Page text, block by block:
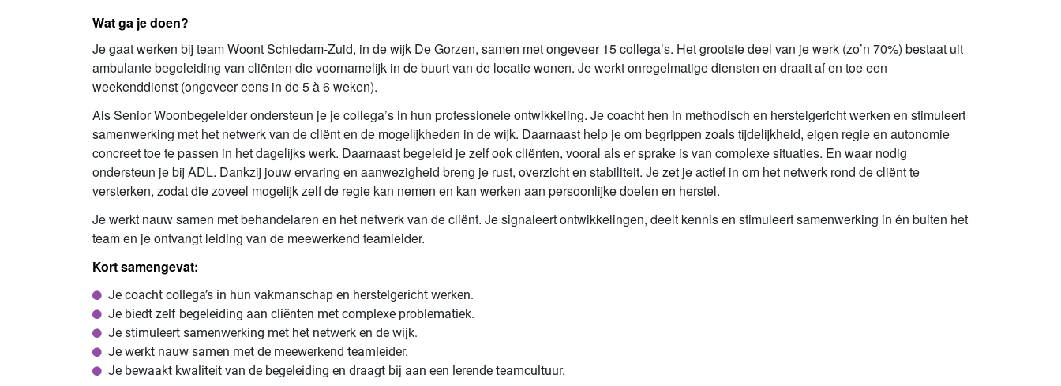
Wat ga je doen?
Je gaat werken bij team Woont Schiedam-Zuid, in de wijk De Gorzen, samen met ongeveer 15 collega’s. Het grootste deel van je werk (zo’n 70%) bestaat uit
ambulante begeleiding van cliënten die voornamelijk in de buurt van de locatie wonen. Je werkt onregelmatige diensten en draait af en toe een
weekenddienst (ongeveer eens in de 5 à 6 weken).
Als Senior Woonbegeleider ondersteun je je collega’s in hun professionele ontwikkeling. Je coacht hen in methodisch en herstelgericht werken en stimuleert
samenwerking met het netwerk van de cliënt en de mogelijkheden in de wijk. Daarnaast help je om begrippen zoals tijdelijkheid, eigen regie en autonomie
concreet toe te passen in het dagelijks werk. Daarnaast begeleid je zelf ook cliënten, vooral als er sprake is van complexe situaties. En waar nodig
ondersteun je bij ADL. Dankzij jouw ervaring en aanwezigheid breng je rust, overzicht en stabiliteit. Je zet je actief in om het netwerk rond de cliënt te
versterken, zodat die zoveel mogelijk zelf de regie kan nemen en kan werken aan persoonlijke doelen en herstel.
Je werkt nauw samen met behandelaren en het netwerk van de cliënt. Je signaleert ontwikkelingen, deelt kennis en stimuleert samenwerking in én buiten het
team en je ontvangt leiding van de meewerkend teamleider.
Kort samengevat:
Je coacht collega’s in hun vakmanschap en herstelgericht werken.
Je biedt zelf begeleiding aan cliënten met complexe problematiek.
Je stimuleert samenwerking met het netwerk en de wijk.
Je werkt nauw samen met de meewerkend teamleider.
Je bewaakt kwaliteit van de begeleiding en draagt bij aan een lerende teamcultuur.